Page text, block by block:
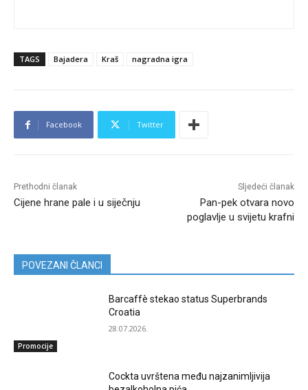
TAGS Bajadera Kraš nagradna igra
Facebook Twitter
Prethodni članak
Cijene hrane pale i u siječnju
Sljedeći članak
Pan-pek otvara novo
poglavlje u svijetu krafni
POVEZANI ČLANCI
Promocije
Barcaffè stekao status Superbrands
Croatia
28.07.2026.
Cockta uvrštena među najzanimljivija